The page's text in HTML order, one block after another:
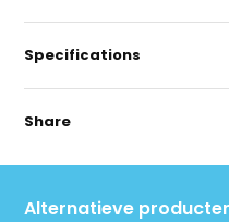
Specifications
Share
Alternatieve